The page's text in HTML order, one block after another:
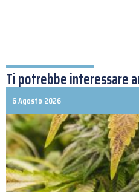
Ti potrebbe interessare
6 Agosto 2026